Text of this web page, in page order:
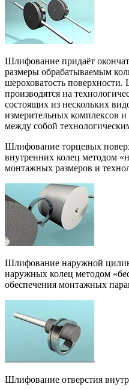
Шлифование придаёт
размеры обрабатываемым
шероховатость
производятся на
состоящих из нескольких
измерительных комплексов
между собой
Шлифование торцевых
внутренних колец методом
монтажных размеров и
Шлифование наружной
наружных колец методом
обеспечения монтажных
Шлифование отверстия